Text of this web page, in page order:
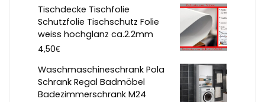
Tischdecke Tischfolie
Schutzfolie Tischschutz Folie
weiss hochglanz ca.2.2mm
4,50€
Waschmaschineschrank Pola
Schrank Regal Badmöbel
Badezimmerschrank M24